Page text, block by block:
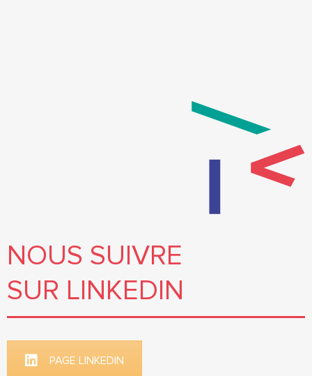
NOUS SUIVRE
SUR LINKEDIN
PAGE LINKEDIN